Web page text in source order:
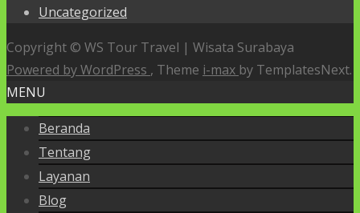
Uncategorized
Copyright © WS Tour Travel | Wisata Surabaya
Powered by WordPress , Theme i-max by TemplatesNext.
MENU
Beranda
Tentang
Layanan
Blog